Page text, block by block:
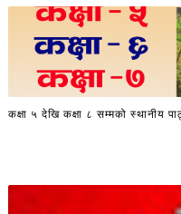
कक्षा ५ देखि कक्षा ८ सम्मको स्थानीय